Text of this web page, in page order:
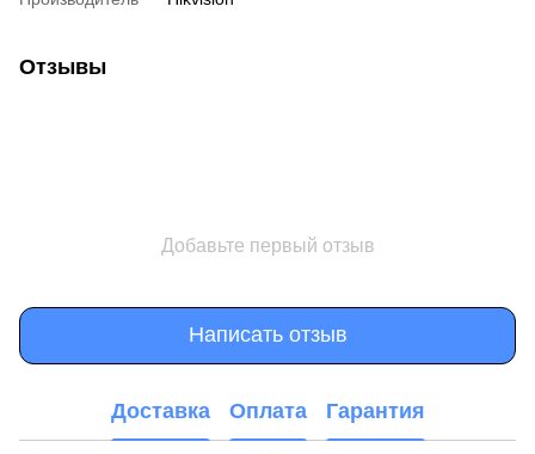
Отзывы
Добавьте первый отзыв
Написать отзыв
Доставка Оплата Гарантия